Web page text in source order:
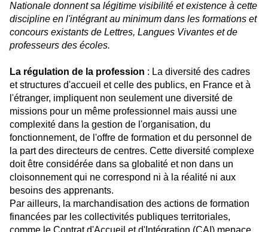
Nationale donnent sa légitime visibilité et existence à cette
discipline en l'intégrant au minimum dans les formations et
concours existants de Lettres, Langues Vivantes et de
professeurs des écoles.
La régulation de la profession : La diversité des cadres
et structures d'accueil et celle des publics, en France et à
l'étranger, impliquent non seulement une diversité de
missions pour un même professionnel mais aussi une
complexité dans la gestion de l'organisation, du
fonctionnement, de l'offre de formation et du personnel de
la part des directeurs de centres. Cette diversité complexe
doit être considérée dans sa globalité et non dans un
cloisonnement qui ne correspond ni à la réalité ni aux
besoins des apprenants.
Par ailleurs, la marchandisation des actions de formation
financées par les collectivités publiques territoriales,
comme le Contrat d'Accueil et d'Intégration (CAI) menace